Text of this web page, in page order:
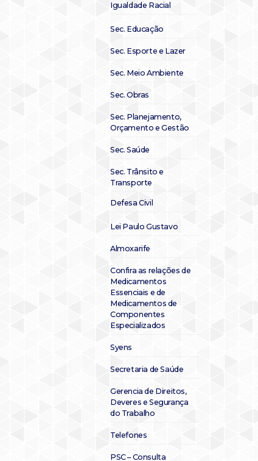
Igualdade Racial
Sec. Educação
Sec. Esporte e Lazer
Sec. Meio Ambiente
Sec. Obras
Sec. Planejamento,
Orçamento e Gestão
Sec. Saúde
Sec. Trânsito e
Transporte
Defesa Civil
Lei Paulo Gustavo
Almoxarife
Confira as relações de
Medicamentos
Essenciais e de
Medicamentos de
Componentes
Especializados
Syens
Secretaria de Saúde
Gerencia de Direitos,
Deveres e Segurança
do Trabalho
Telefones
PSC – Consulta